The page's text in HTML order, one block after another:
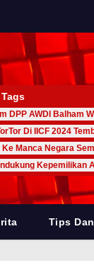
DPP AWDI Balham
Di IICF 2024
Ke Manca Negara
Kepemilikan
Tips